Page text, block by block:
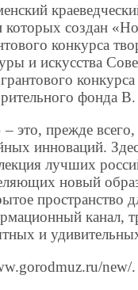
создан
конкурса
и искусства
фонда
это, прежде всего,
инноваций.
лучших
новый
пространство
канал,
и
new/.